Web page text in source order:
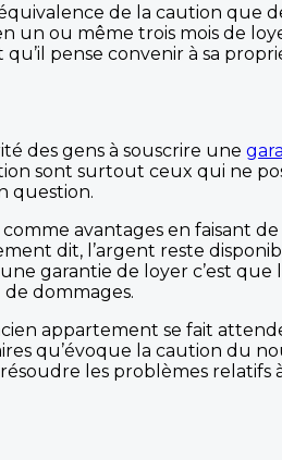
de la caution
ou même trois mois de
pense convenir à sa
des gens à souscrire une
sont surtout ceux qui ne
question.
comme avantages en faisant
dit, l’argent reste
garantie de loyer c’est que
dommages.
appartement se fait
qu’évoque la caution du
les problèmes